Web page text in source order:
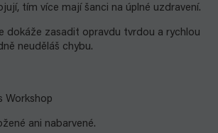
tím více mají šanci na úplné uzdravení.
dokáže zasadit opravdu tvrdou a rychlou
neuděláš chybu.
Workshop
ani nabarvené.